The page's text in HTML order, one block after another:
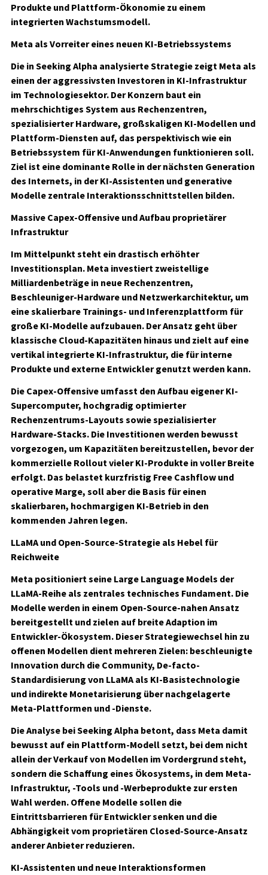
Produkte und Plattform-Ökonomie zu einem
integrierten Wachstumsmodell.
Meta als Vorreiter eines neuen KI-Betriebssystems
Die in Seeking Alpha analysierte Strategie zeigt Meta als
einen der aggressivsten Investoren in KI-Infrastruktur
im Technologiesektor. Der Konzern baut ein
mehrschichtiges System aus Rechenzentren,
spezialisierter Hardware, großskaligen KI-Modellen und
Plattform-Diensten auf, das perspektivisch wie ein
Betriebssystem für KI-Anwendungen funktionieren soll.
Ziel ist eine dominante Rolle in der nächsten Generation
des Internets, in der KI-Assistenten und generative
Modelle zentrale Interaktionsschnittstellen bilden.
Massive Capex-Offensive und Aufbau proprietärer
Infrastruktur
Im Mittelpunkt steht ein drastisch erhöhter
Investitionsplan. Meta investiert zweistellige
Milliardenbeträge in neue Rechenzentren,
Beschleuniger-Hardware und Netzwerkarchitektur, um
eine skalierbare Trainings- und Inferenzplattform für
große KI-Modelle aufzubauen. Der Ansatz geht über
klassische Cloud-Kapazitäten hinaus und zielt auf eine
vertikal integrierte KI-Infrastruktur, die für interne
Produkte und externe Entwickler genutzt werden kann.
Die Capex-Offensive umfasst den Aufbau eigener KI-
Supercomputer, hochgradig optimierter
Rechenzentrums-Layouts sowie spezialisierter
Hardware-Stacks. Die Investitionen werden bewusst
vorgezogen, um Kapazitäten bereitzustellen, bevor der
kommerzielle Rollout vieler KI-Produkte in voller Breite
erfolgt. Das belastet kurzfristig Free Cashflow und
operative Marge, soll aber die Basis für einen
skalierbaren, hochmargigen KI-Betrieb in den
kommenden Jahren legen.
LLaMA und Open-Source-Strategie als Hebel für
Reichweite
Meta positioniert seine Large Language Models der
LLaMA-Reihe als zentrales technisches Fundament. Die
Modelle werden in einem Open-Source-nahen Ansatz
bereitgestellt und zielen auf breite Adaption im
Entwickler-Ökosystem. Dieser Strategiewechsel hin zu
offenen Modellen dient mehreren Zielen: beschleunigte
Innovation durch die Community, De-facto-
Standardisierung von LLaMA als KI-Basistechnologie
und indirekte Monetarisierung über nachgelagerte
Meta-Plattformen und -Dienste.
Die Analyse bei Seeking Alpha betont, dass Meta damit
bewusst auf ein Plattform-Modell setzt, bei dem nicht
allein der Verkauf von Modellen im Vordergrund steht,
sondern die Schaffung eines Ökosystems, in dem Meta-
Infrastruktur, -Tools und -Werbeprodukte zur ersten
Wahl werden. Offene Modelle sollen die
Eintrittsbarrieren für Entwickler senken und die
Abhängigkeit vom proprietären Closed-Source-Ansatz
anderer Anbieter reduzieren.
KI-Assistenten und neue Interaktionsformen